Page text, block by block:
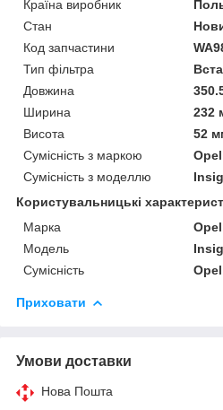
Країна виробник
Стан
Код запчастини
Тип фільтра
Довжина
Ширина
232
Висота
52
Сумісність з маркою
Opel
Сумісність з моделлю
Користувальницькі
Марка
Opel
Модель
Сумісність
Приховати
Умови доставки
Нова Пошта